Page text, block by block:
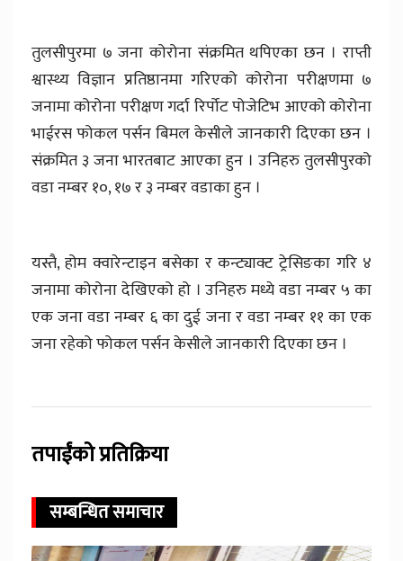
तुलसीपुरमा ७ जना कोरोना संक्रमित थपिएका छन । राप्ती
श्वास्थ्य विज्ञान प्रतिष्ठानमा गरिएको कोरोना परीक्षणमा ७
जनामा कोरोना परीक्षण गर्दा रिर्पोट पोजेटिभ आएको कोरोना
भाईरस फोकल पर्सन बिमल केसीले जानकारी दिएका छन ।
संक्रमित ३ जना भारतबाट आएका हुन । उनिहरु तुलसीपुरको
वडा नम्बर १०, १७ र ३ नम्बर वडाका हुन ।
यस्तै, होम क्वारेन्टाइन बसेका र कन्ट्याक्ट ट्रेसिङका गरि ४
जनामा कोरोना देखिएको हो । उनिहरु मध्ये वडा नम्बर ५ का
एक जना वडा नम्बर ६ का दुई जना र वडा नम्बर ११ का एक
जना रहेको फोकल पर्सन केसीले जानकारी दिएका छन ।
तपाईंको प्रतिक्रिया
सम्बन्धित समाचार